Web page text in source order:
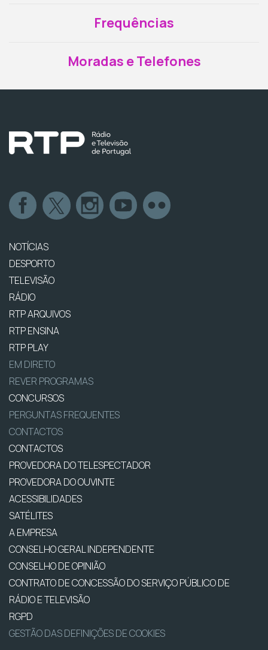
Frequências
Moradas e Telefones
NOTÍCIAS
DESPORTO
TELEVISÃO
RÁDIO
RTP ARQUIVOS
RTP ENSINA
RTP PLAY
EM DIRETO
REVER PROGRAMAS
CONCURSOS
PERGUNTAS FREQUENTES
CONTACTOS
CONTACTOS
PROVEDORA DO TELESPECTADOR
PROVEDORA DO OUVINTE
ACESSIBILIDADES
SATÉLITES
A EMPRESA
CONSELHO GERAL INDEPENDENTE
CONSELHO DE OPINIÃO
CONTRATO DE CONCESSÃO DO SERVIÇO PÚBLICO DE
RÁDIO E TELEVISÃO
RGPD
GESTÃO DAS DEFINIÇÕES DE COOKIES